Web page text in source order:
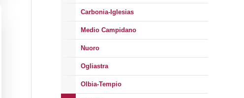
Carbonia-Iglesias
Medio Campidano
Nuoro
Ogliastra
Olbia-Tempio